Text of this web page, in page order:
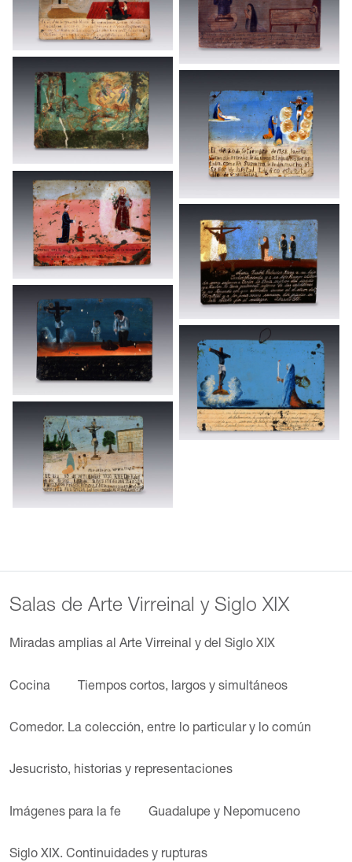
Salas de Arte Virreinal y Siglo XIX
Miradas amplias al Arte Virreinal y del Siglo XIX
Cocina Tiempos cortos, largos y simultáneos
Comedor. La colección, entre lo particular y lo común
Jesucristo, historias y representaciones
Imágenes para la fe Guadalupe y Nepomuceno
Siglo XIX. Continuidades y rupturas